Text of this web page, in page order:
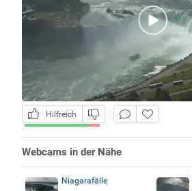
Hilfreich
Webcams in der Nähe
Niagarafälle